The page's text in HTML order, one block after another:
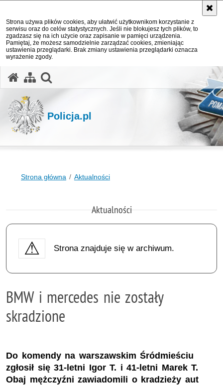
Strona używa plików cookies, aby ułatwić użytkownikom korzystanie z
serwisu oraz do celów statystycznych. Jeśli nie blokujesz tych plików, to
zgadzasz się na ich użycie oraz zapisanie w pamięci urządzenia.
Pamiętaj, że możesz samodzielnie zarządzać cookies, zmieniając
ustawienia przeglądarki. Brak zmiany ustawienia przeglądarki oznacza
wyrażenie zgody.
Policja.pl
Strona główna Aktualności
Aktualności
Strona znajduje się w archiwum.
BMW i mercedes nie zostały
skradzione
Do komendy na warszawskim Śródmieściu
zgłosił się 31-letni Igor T. i 41-letni Marek T.
Obaj mężczyźni zawiadomili o kradzieży aut